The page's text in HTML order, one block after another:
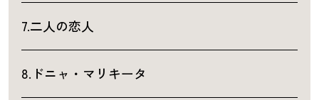
7.二人の恋人
8.ドニャ・マリキータ